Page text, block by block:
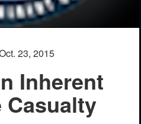
23, 2015
Inherent
Casualty